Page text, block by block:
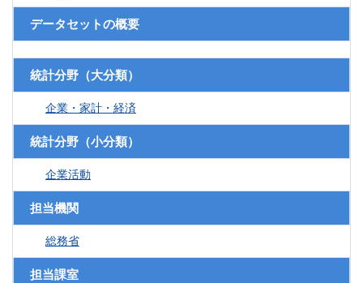
データセットの概要
統計分野（大分類）
企業・家計・経済
統計分野（小分類）
企業活動
担当機関
総務省
担当課室